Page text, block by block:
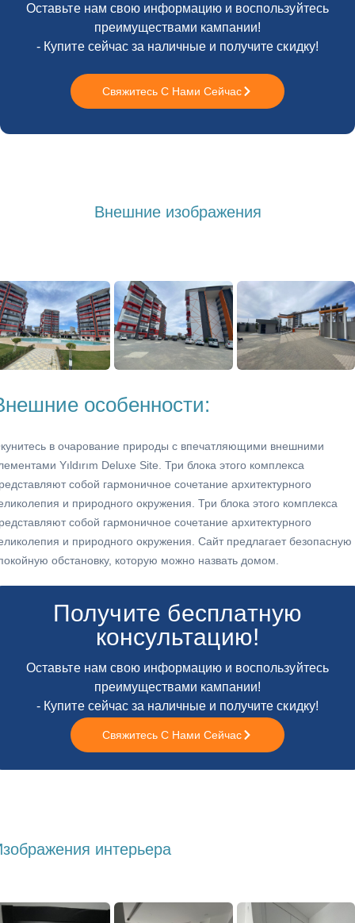
Оставьте нам свою информацию и воспользуйтесь
преимуществами кампании!
- Купите сейчас за наличные и получите скидку!
Свяжитесь С Нами Сейчас
Внешние изображения
особенности:
в очарование природы с впечатляющими внешними
Yıldırım Deluxe Site. Три блока этого комплекса
собой гармоничное сочетание архитектурного
и природного окружения. Три блока этого комплекса
собой гармоничное сочетание архитектурного
и природного окружения. Сайт предлагает безопасную
обстановку, которую можно назвать домом.
Получите бесплатную
консультацию!
Оставьте нам свою информацию и воспользуйтесь
преимуществами кампании!
- Купите сейчас за наличные и получите скидку!
Свяжитесь С Нами Сейчас
интерьера